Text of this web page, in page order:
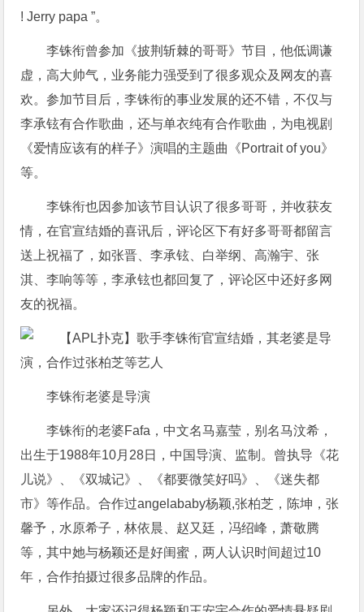
! Jerry papa ”。
李铢衔曾参加《披荆斩棘的哥哥》节目，他低调谦
虚，高大帅气，业务能力强受到了很多观众及网友的喜
欢。参加节目后，李铢衔的事业发展的还不错，不仅与
李承铉有合作歌曲，还与单衣纯有合作歌曲，为电视剧
《爱情应该有的样子》演唱的主题曲《Portrait of you》
等。
李铢衔也因参加该节目认识了很多哥哥，并收获友
情，在官宣结婚的喜讯后，评论区下有好多哥哥都留言
送上祝福了，如张晋、李承铉、白举纲、高瀚宇、张
淇、李响等等，李承铉也都回复了，评论区中还好多网
友的祝福。
李铢衔老婆是导演
李铢衔的老婆Fafa，中文名马嘉莹，别名马汶希，
出生于1988年10月28日，中国导演、监制。曾执导《花
儿说》、《双城记》、《都要微笑好吗》、《迷失都
市》等作品。合作过angelababy杨颖,张柏芝，陈坤，张
馨予，水原希子，林依晨、赵又廷，冯绍峰，萧敬腾
等，其中她与杨颖还是好闺蜜，两人认识时间超过10
年，合作拍摄过很多品牌的作品。